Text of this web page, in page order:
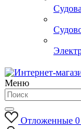
Меню
Отложенные 0